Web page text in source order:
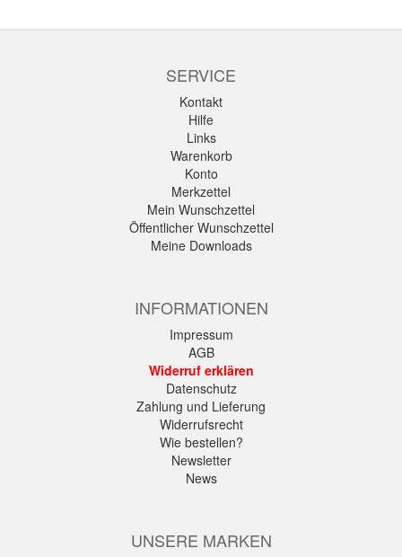
SERVICE
Kontakt
Hilfe
Links
Warenkorb
Konto
Merkzettel
Mein Wunschzettel
Öffentlicher Wunschzettel
Meine Downloads
INFORMATIONEN
Impressum
AGB
Widerruf erklären
Datenschutz
Zahlung und Lieferung
Widerrufsrecht
Wie bestellen?
Newsletter
News
UNSERE MARKEN